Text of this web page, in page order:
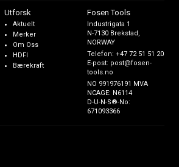
Utforsk
Aktuelt
Merker
Om Oss
HDFI
Bærekraft
Fosen Tools
Industrigata 1
N-7130 Brekstad,
NORWAY
Telefon:+47 72 51 51 20
E-post: post@fosen-
tools.no
NO 991976191 MVA
NCAGE: N6114
D-U-N-S®-No:
671093366